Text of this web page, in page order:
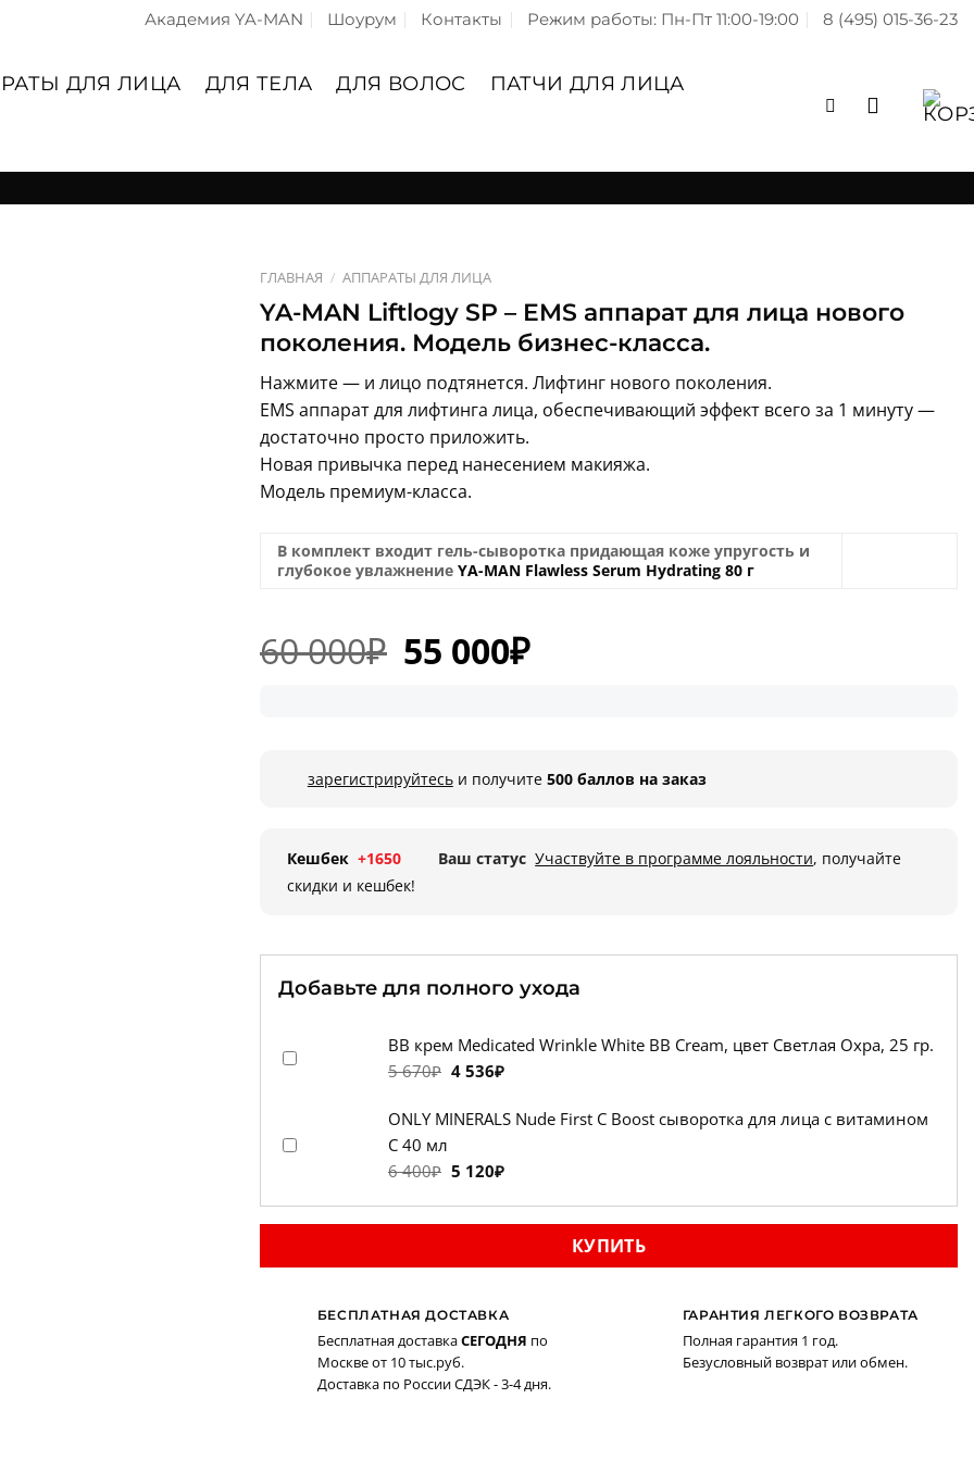
Академия YA-MAN Шоурум Контакты Режим работы: Пн-Пт 11:00-19:00 8 (495) 015-36-23
ДЛЯ ЛИЦА ДЛЯ ТЕЛА ДЛЯ ВОЛОС
ПАТЧИ ДЛЯ ЛИЦА
ГЛАВНАЯ / АППАРАТЫ ДЛЯ ЛИЦА
YA-MAN Liftlogy SP – EMS аппарат для лица нового
поколения. Модель бизнес-класса.
Нажмите — и лицо подтянется. Лифтинг нового поколения.
EMS аппарат для лифтинга лица, обеспечивающий эффект всего за 1 минуту —
достаточно просто приложить.
Новая привычка перед нанесением макияжа.
Модель премиум-класса.
В комплект входит гель-сыворотка придающая коже упругость и
глубокое увлажнение YA-MAN Flawless Serum Hydrating 80 г
60 000₽ Первоначальная
цена
55 000₽Текущая
зарегистрируйтесьи получите 500 баллов на заказ
Кешбек +1650 Ваш статусУчаствуйте в программе лояльности, получайте
скидки и кешбек!
Добавьте для полного ухода
BB крем Medicated Wrinkle White BB Cream, цвет Светлая Охра, 25 гр.
5 670₽ Первоначальная
составляла
670₽.
4 536₽Текущая
4
ONLY MINERALS Nude First C Boost cыворотка для лица с витамином
C 40 мл
6 400₽ Первоначальная
составляла
400₽.
5 120₽Текущая
5
КУПИТЬ
БЕСПЛАТНАЯ ДОСТАВКА
Бесплатная доставкаСЕГОДНЯ по
Москве от 10 тыс.руб.
Доставка по России СДЭК - 3-4 дня.
ГАРАНТИЯ ЛЕГКОГО ВОЗВРАТА
Полная гарантия 1 год.
Безусловный возврат или обмен.